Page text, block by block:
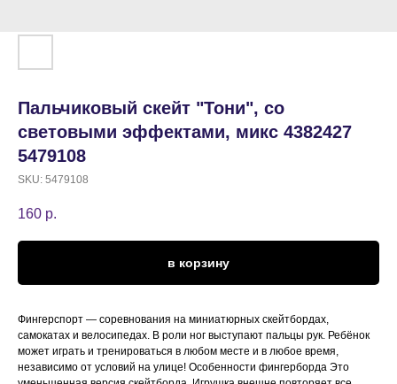
Пальчиковый скейт "Тони", со
световыми эффектами, микс 4382427
5479108
SKU: 5479108
160 р.
в корзину
Фингерспорт — соревнования на миниатюрных скейтбордах,
самокатах и велосипедах. В роли ног выступают пальцы рук. Ребёнок
может играть и тренироваться в любом месте и в любое время,
независимо от условий на улице! Особенности фингерборда Это